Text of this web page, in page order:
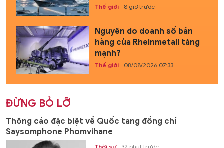
Thế giới 8 giờ trước
Nguyên do doanh số bán
hàng của Rheinmetall tăng
mạnh?
Thế giới 08/08/2026 07:33
ĐỪNG BỎ LỠ
Thông cáo đặc biệt về Quốc tang đồng chí
Saysomphone Phomvihane